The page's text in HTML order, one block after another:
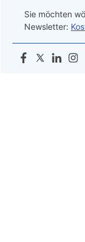
Sie möchten
Newsletter: